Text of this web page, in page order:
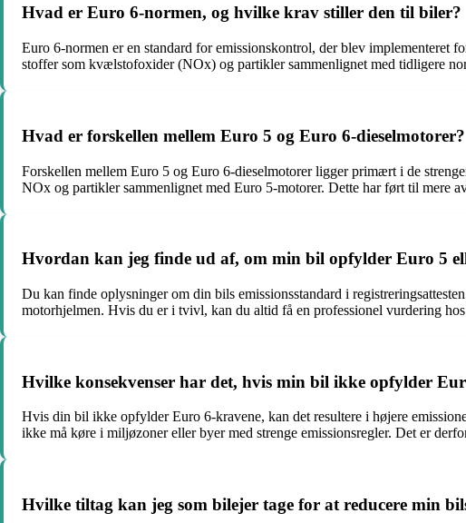
Hvad er Euro 6-normen, og hvilke krav stiller den til biler?
Euro 6-normen er en standard for emissionskontrol, der blev implementeret
stoffer som kvælstofoxider (NOx) og partikler sammenlignet med tidligere
Hvad er forskellen mellem Euro 5 og Euro 6-dieselmotorer?
Forskellen mellem Euro 5 og Euro 6-dieselmotorer ligger primært i de
NOx og partikler sammenlignet med Euro 5-motorer. Dette har ført til mere
Hvordan kan jeg finde ud af, om min bil opfylder Euro 5
Du kan finde oplysninger om din bils emissionsstandard i
motorhjelmen. Hvis du er i tvivl, kan du altid få en professionel vurdering
Hvilke konsekvenser har det, hvis min bil ikke opfylder
Hvis din bil ikke opfylder Euro 6-kravene, kan det resultere i højere
ikke må køre i miljøzoner eller byer med strenge emissionsregler. Det er
Hvilke tiltag kan jeg som bilejer tage for at reducere min